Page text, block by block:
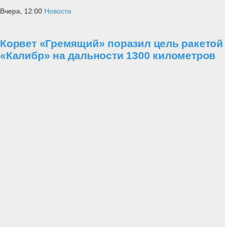
Вчера, 12:00 Новости
Корвет «Гремящий» поразил цель ракетой
«Калибр» на дальности 1300 километров